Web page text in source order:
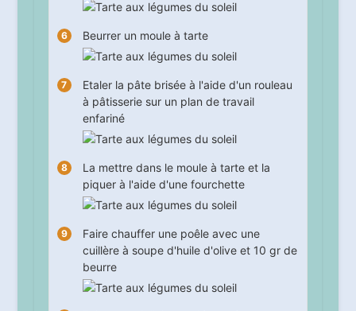
Beurrer un moule à tarte
Etaler la pâte brisée à l'aide d'un rouleau
à pâtisserie sur un plan de travail
enfariné
La mettre dans le moule à tarte et la
piquer à l'aide d'une fourchette
Faire chauffer une poêle avec une
cuillère à soupe d'huile d'olive et 10 gr de
beurre